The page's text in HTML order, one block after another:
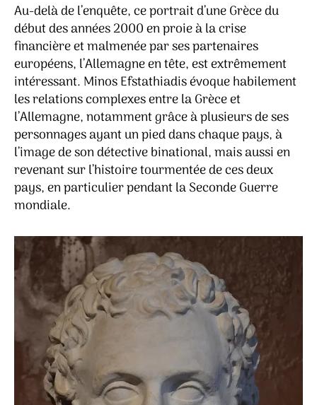
Au-delà de l’enquête, ce portrait d’une Grèce du
début des années 2000 en proie à la crise
financière et malmenée par ses partenaires
européens, l’Allemagne en tête, est extrêmement
intéressant. Minos Efstathiadis évoque habilement
les relations complexes entre la Grèce et
l’Allemagne, notamment grâce à plusieurs de ses
personnages ayant un pied dans chaque pays, à
l’image de son détective binational, mais aussi en
revenant sur l’histoire tourmentée de ces deux
pays, en particulier pendant la Seconde Guerre
mondiale.